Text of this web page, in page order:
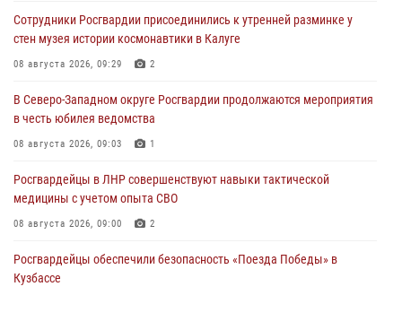
Сотрудники Росгвардии присоединились к утренней разминке у
стен музея истории космонавтики в Калуге
08 августа 2026, 09:29 2
В Северо-Западном округе Росгвардии продолжаются мероприятия
в честь юбилея ведомства
08 августа 2026, 09:03 1
Росгвардейцы в ЛНР совершенствуют навыки тактической
медицины с учетом опыта СВО
08 августа 2026, 09:00 2
Росгвардейцы обеспечили безопасность «Поезда Победы» в
Кузбассе